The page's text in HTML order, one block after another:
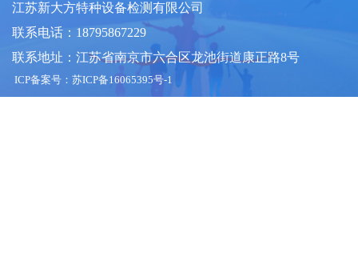
江苏新大方特种设备检测有限公司
联系电话：18795867229
联系地址：江苏省南京市六合区龙池街道康正路8号
ICP备案号： 苏ICP备16065395号-1